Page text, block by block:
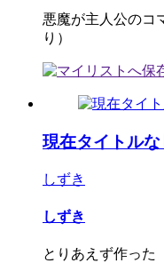
悪魔が主人公のコ
り）
現在タイトル
しずき
しずき
とりあえず作った